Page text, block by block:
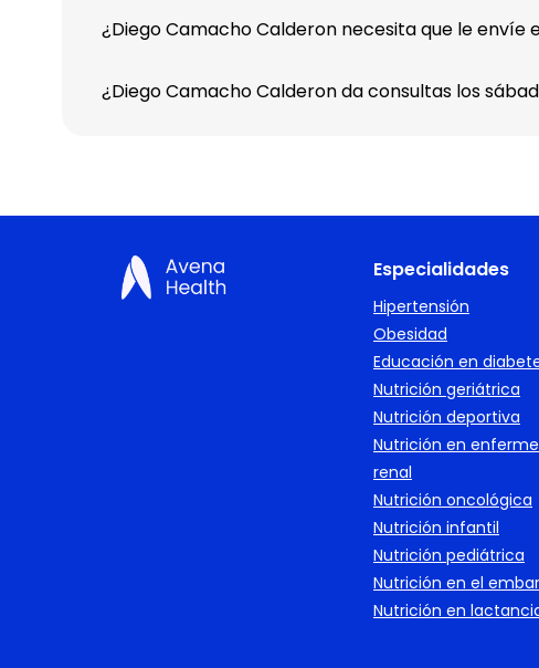
¿Diego Camacho Calderon necesita que le envíe
¿Diego Camacho Calderon da consultas los
Especialidades
Hipertensión
Obesidad
Educación en
Nutrición geriátrica
Nutrición deportiva
Nutrición en
renal
Nutrición oncológica
Nutrición infantil
Nutrición pediátrica
Nutrición en el
Nutrición en